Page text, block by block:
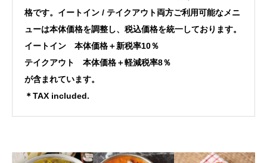
格です。イートイン / テイクアウト両方ご利用可能なメニ
ューは本体価格を調整し、税込価格を統一しております。
イートイン 本体価格＋新税率10％
テイクアウト 本体価格＋軽減税率8％
が含まれています。
＊TAX included.